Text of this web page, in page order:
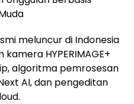
meluncur di Indonesia
HYPERIMAGE+
algoritma pemrosesan
AI, dan pengeditan